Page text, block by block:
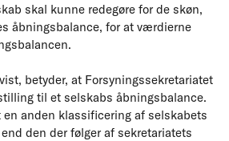
skal kunne redegøre for de skøn,
åbningsbalance, for at værdierne
betyder, at Forsyningssekretariatet
til et selskabs åbningsbalance.
anden klassificering af selskabets
den der følger af sekretariatets